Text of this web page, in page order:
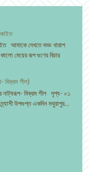
আমাকে দেখতে বড্ড খারাপ
মেয়ের রূপ গুণের বিচার
বিক্রম শীল)
নাট্যরূপ- বিক্রম শীল দৃশ্য- ০১
উপগুপ্ত একদিন মথুরাপুর...